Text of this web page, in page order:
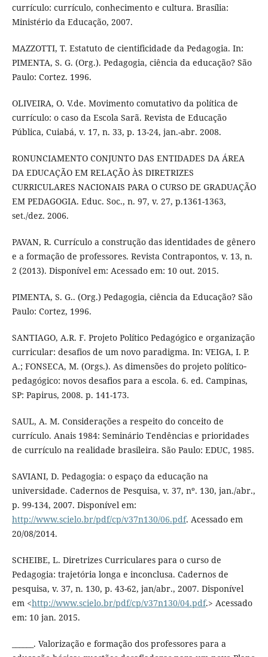
currículo: currículo, conhecimento e cultura. Brasília:
Ministério da Educação, 2007.
MAZZOTTI, T. Estatuto de cientificidade da Pedagogia. In:
PIMENTA, S. G. (Org.). Pedagogia, ciência da educação? São
Paulo: Cortez. 1996.
OLIVEIRA, O. V.de. Movimento comutativo da política de
currículo: o caso da Escola Sarã. Revista de Educação
Pública, Cuiabá, v. 17, n. 33, p. 13-24, jan.-abr. 2008.
RONUNCIAMENTO CONJUNTO DAS ENTIDADES DA ÁREA
DA EDUCAÇÃO EM RELAÇÃO ÀS DIRETRIZES
CURRICULARES NACIONAIS PARA O CURSO DE GRADUAÇÃO
EM PEDAGOGIA. Educ. Soc., n. 97, v. 27, p.1361-1363,
set./dez. 2006.
PAVAN, R. Currículo a construção das identidades de gênero
e a formação de professores. Revista Contrapontos, v. 13, n.
2 (2013). Disponível em: Acessado em: 10 out. 2015.
PIMENTA, S. G.. (Org.) Pedagogia, ciência da Educação? São
Paulo: Cortez, 1996.
SANTIAGO, A.R. F. Projeto Político Pedagógico e organização
curricular: desafios de um novo paradigma. In: VEIGA, I. P.
A.; FONSECA, M. (Orgs.). As dimensões do projeto político‐
pedagógico: novos desafios para a escola. 6. ed. Campinas,
SP: Papirus, 2008. p. 141-173.
SAUL, A. M. Considerações a respeito do conceito de
currículo. Anais 1984: Seminário Tendências e prioridades
de currículo na realidade brasileira. São Paulo: EDUC, 1985.
SAVIANI, D. Pedagogia: o espaço da educação na
universidade. Cadernos de Pesquisa, v. 37, nº. 130, jan./abr.,
p. 99-134, 2007. Disponível em:
http://www.scielo.br/pdf/cp/v37n130/06.pdf. Acessado em
20/08/2014.
SCHEIBE, L. Diretrizes Curriculares para o curso de
Pedagogia: trajetória longa e inconclusa. Cadernos de
pesquisa, v. 37, n. 130, p. 43-62, jan/abr., 2007. Disponível
em <http://www.scielo.br/pdf/cp/v37n130/04.pdf.> Acessado
em: 10 jan. 2015.
______. Valorização e formação dos professores para a